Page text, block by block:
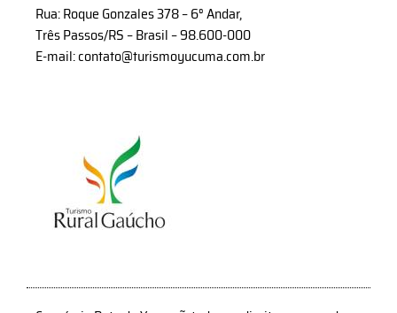
Rua: Roque Gonzales 378 – 6° Andar,
Três Passos/RS – Brasil – 98.600-000
E-mail: contato@turismoyucuma.com.br